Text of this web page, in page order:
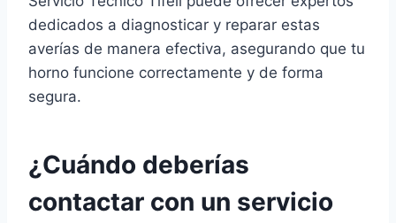
dedicados a diagnosticar y reparar estas
averías de manera efectiva, asegurando que tu
horno funcione correctamente y de forma
segura.
¿Cuándo deberías
contactar con un servicio